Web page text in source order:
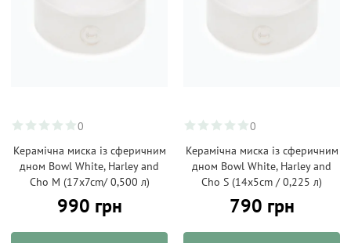
0
Керамічна миска із сферичним
дном Bowl White, Harley and
Cho M (17x7cm/ 0,500 л)
990 грн
0
Керамічна миска із сферичним
дном Bowl White, Harley and
Cho S (14x5cm / 0,225 л)
790 грн